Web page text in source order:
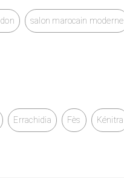
salon marocain moderne
Errachidia Fès Kénitra